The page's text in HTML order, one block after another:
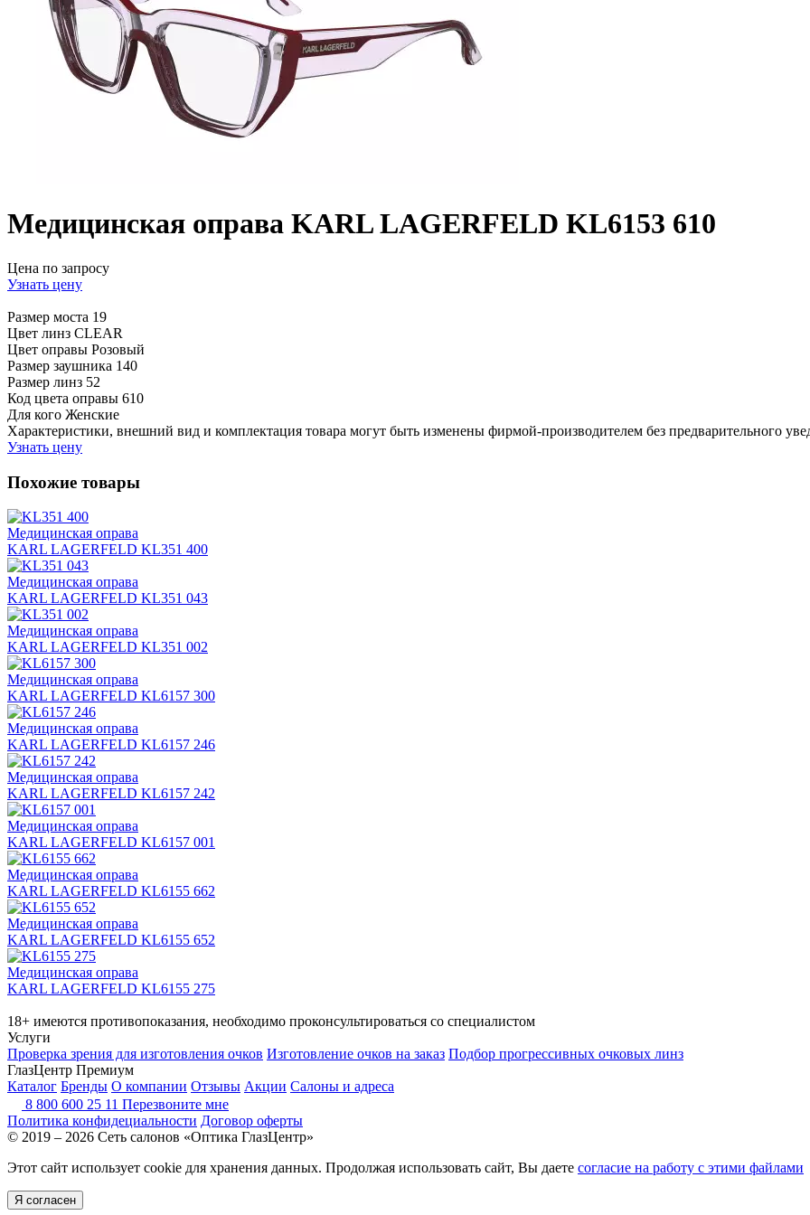
Медицинская оправа KARL LAGERFELD KL6153 610
Цена по запросу
Узнать цену
Размер моста 19
Цвет линз CLEAR
Цвет оправы Розовый
Размер заушника 140
Размер линз 52
Код цвета оправы 610
Для кого Женские
Характеристики, внешний вид и комплектация товара могут быть изменены фирмой-производителем без предварительного
Узнать цену
Похожие товары
Медицинская оправа
KARL LAGERFELD KL351 400
Медицинская оправа
KARL LAGERFELD KL351 043
Медицинская оправа
KARL LAGERFELD KL351 002
Медицинская оправа
KARL LAGERFELD KL6157 300
Медицинская оправа
KARL LAGERFELD KL6157 246
Медицинская оправа
KARL LAGERFELD KL6157 242
Медицинская оправа
KARL LAGERFELD KL6157 001
Медицинская оправа
KARL LAGERFELD KL6155 662
Медицинская оправа
KARL LAGERFELD KL6155 652
Медицинская оправа
KARL LAGERFELD KL6155 275
18+ имеются противопоказания, необходимо проконсультироваться со специалистом
Услуги
Проверка зрения для изготовления очков Изготовление очков на заказ Подбор прогрессивных очковых линз
ГлазЦентр Премиум
Каталог Бренды О компании Отзывы Акции Салоны и адреса
8 800 600 25 11 Перезвоните мне
Политика конфидециальности Договор оферты
© 2019 – 2026 Сеть салонов «Оптика ГлазЦентр»
Этот сайт использует cookie для хранения данных. Продолжая использовать сайт, Вы даете согласие на работу с этими файлами
Я согласен